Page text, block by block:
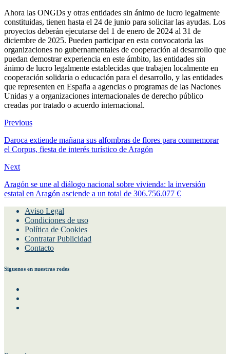
Ahora las ONGDs y otras entidades sin ánimo de lucro legalmente
constituidas, tienen hasta el 24 de junio para solicitar las ayudas. Los
proyectos deberán ejecutarse del 1 de enero de 2024 al 31 de
diciembre de 2025. Pueden participar en esta convocatoria las
organizaciones no gubernamentales de cooperación al desarrollo que
puedan demostrar experiencia en este ámbito, las entidades sin
ánimo de lucro legalmente establecidas que trabajen localmente en
cooperación solidaria o educación para el desarrollo, y las entidades
que representen en España a agencias o programas de las Naciones
Unidas y a organizaciones internacionales de derecho público
creadas por tratado o acuerdo internacional.
Previous
Daroca extiende mañana sus alfombras de flores para conmemorar
el Corpus, fiesta de interés turístico de Aragón
Next
Aragón se une al diálogo nacional sobre vivienda: la inversión
estatal en Aragón asciende a un total de 306.756.077 €
Aviso Legal
Condiciones de uso
Política de Cookies
Contratar Publicidad
Contacto
Siguenos en nuestras redes